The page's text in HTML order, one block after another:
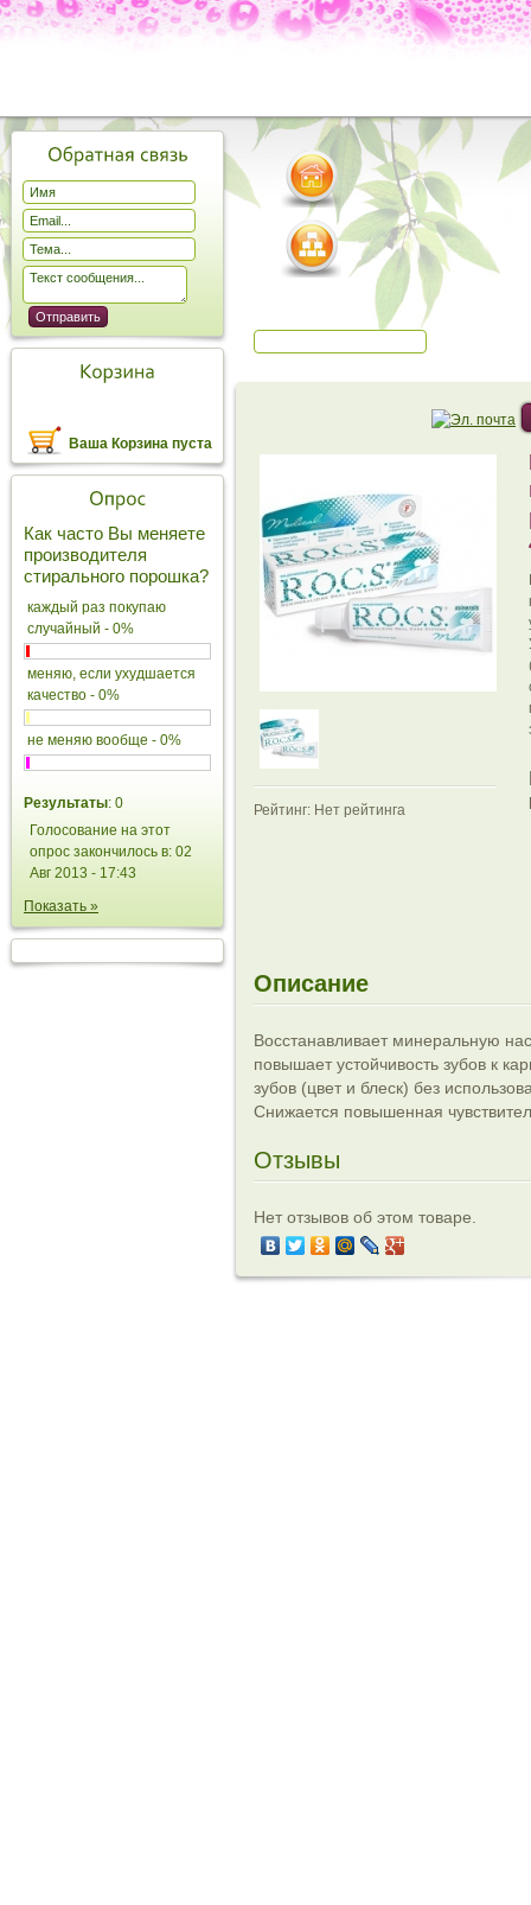
Ваша Корзина пуста
Как часто Вы меняете
производителя
стирального порошка?
каждый раз покупаю
случайный - 0%
меняю, если ухудшается
качество - 0%
не меняю вообще - 0%
Результаты: 0
Голосование на этот
опрос закончилось в: 02
Авг 2013 - 17:43
Показать »
Рейтинг: Нет рейтинга
Описание
Восстанавливает минеральную
повышает устойчивость зубов к
зубов (цвет и блеск) без
Снижается повышенная
Отзывы
Нет отзывов об этом товаре.